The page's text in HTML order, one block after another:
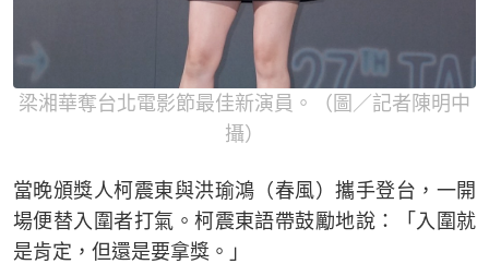
梁湘華奪台北電影節最佳新演員。（圖／記者陳明中
攝）
當晚頒獎人柯震東與洪瑜鴻（春風）攜手登台，一開
場便替入圍者打氣。柯震東語帶鼓勵地說：「入圍就
是肯定，但還是要拿獎。」